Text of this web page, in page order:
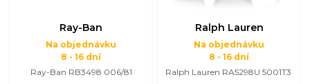
Ray-Ban
Na objednávku
8 - 16 dní
Ray-Ban RB3498 006/81
Ralph Lauren
Na objednávku
8 - 16 dní
Ralph Lauren RA5298U 5001T3